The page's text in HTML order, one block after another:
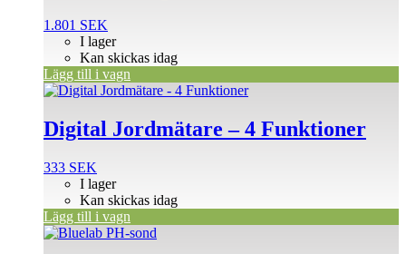
1.801 SEK
I lager
Kan skickas idag
Lägg till i vagn
Digital Jordmätare – 4 Funktioner
333 SEK
I lager
Kan skickas idag
Lägg till i vagn